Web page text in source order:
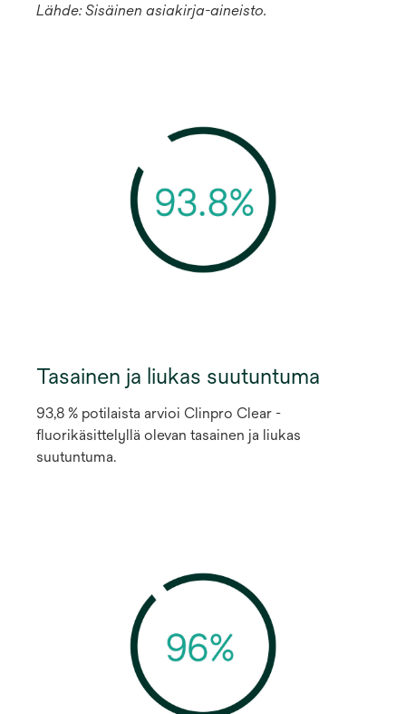
Lähde: Sisäinen asiakirja-aineisto.
Tasainen ja liukas suutuntuma
93,8 % potilaista arvioi Clinpro Clear -
fluorikäsittelyllä olevan tasainen ja liukas
suutuntuma.